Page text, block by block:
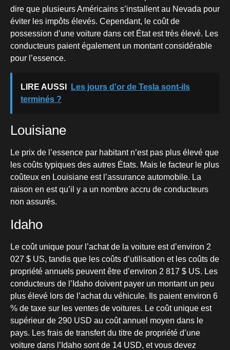
dire que plusieurs Américains s’installent au Nevada pour
éviter les impôts élevés. Cependant, le coût de
possession d’une voiture dans cet État est très élevé. Les
conducteurs paient également un montant considérable
pour l’essence.
LIRE AUSSI
Les jours d'or de Tesla sont-ils
terminés ?
Louisiane
Le prix de l’essence par habitant n’est pas plus élevé que
les coûts typiques des autres États. Mais le facteur le plus
coûteux en Louisiane est l’assurance automobile. La
raison en est qu’il y a un nombre accru de conducteurs
non assurés.
Idaho
Le coût unique pour l’achat de la voiture est d’environ 2
027 $ US, tandis que les coûts d’utilisation et les coûts de
propriété annuels peuvent être d’environ 2 817 $ US. Les
conducteurs de l’Idaho doivent payer un montant un peu
plus élevé lors de l’achat du véhicule. Ils paient environ 6
% de taxe sur les ventes de voitures. Le coût unique est
supérieur de 290 USD au coût annuel moyen dans le
pays. Les frais de transfert du titre de propriété d’une
voiture dans l’Idaho sont de 14 USD, et vous devez